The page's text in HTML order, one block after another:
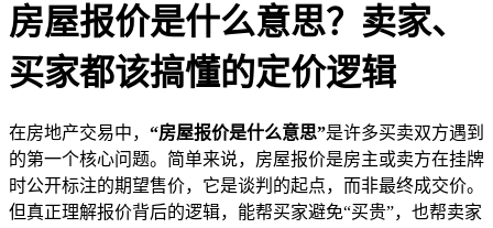
房屋报价是什么意思？卖家、
买家都该搞懂的定价逻辑
在房地产交易中， “房屋报价是什么意思”是许多买卖双方遇到
的第一个核心问题。简单来说，房屋报价是房主或卖方在挂牌
时公开标注的期望售价，它是谈判的起点，而非最终成交价。
但真正理解报价背后的逻辑，能帮买家避免“买贵”，也帮卖家